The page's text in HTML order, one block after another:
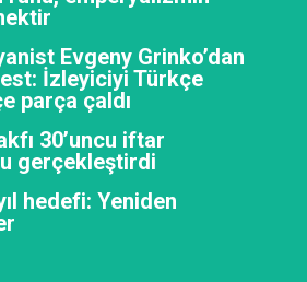
Evgeny Grinko’dan
İzleyiciyi Türkçe
parça çaldı
30’uncu iftar
gerçekleştirdi
hedefi: Yeniden